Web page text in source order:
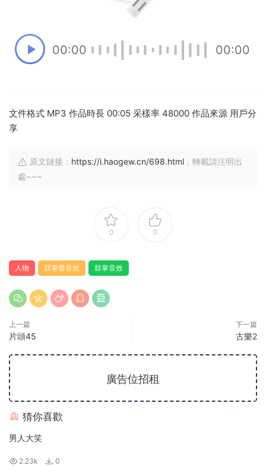
00:00 00:00
文件格式 MP3 作品時長 00:05 采樣率 48000 作品來源 用戶分
享
原文鏈接： https://i.haogew.cn/698.html ，轉載請注明出
處~~~
0 0
人物 鼓掌聲音效 鼓掌音效
上一篇
片頭45
下一篇
古樂2
廣告位招租
猜你喜歡
男人大笑
2.23k 0